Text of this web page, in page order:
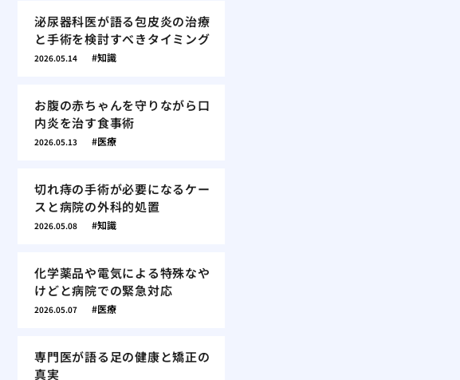
泌尿器科医が語る包皮炎の治療
と手術を検討すべきタイミング
2026.05.14 知識
お腹の赤ちゃんを守りながら口
内炎を治す食事術
2026.05.13 医療
切れ痔の手術が必要になるケー
スと病院の外科的処置
2026.05.08 知識
化学薬品や電気による特殊なや
けどと病院での緊急対応
2026.05.07 医療
専門医が語る足の健康と矯正の
真実